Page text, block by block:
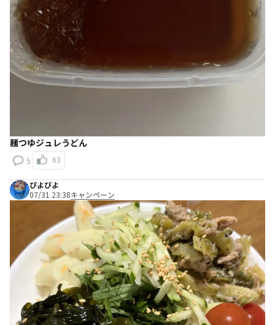
麺つゆジュレうどん
5 63
ぴよぴよ
07/31 23:38キャンペーン